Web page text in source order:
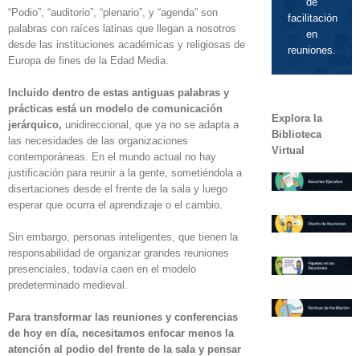
“Podio”, “auditorio”, “plenario”, y “agenda” son
palabras con raíces latinas que llegan a nosotros
desde las instituciones académicas y religiosas de
Europa de fines de la Edad Media.
Incluido dentro de estas antiguas palabras y
prácticas está un modelo de comunicación
jerárquico, unidireccional, que ya no se adapta a
las necesidades de las organizaciones
contemporáneas. En el mundo actual no hay
justificación para reunir a la gente, sometiéndola a
disertaciones desde el frente de la sala y luego
esperar que ocurra el aprendizaje o el cambio.
Sin embargo, personas inteligentes, que tienen la
responsabilidad de organizar grandes reuniones
presenciales, todavía caen en el modelo
predeterminado medieval.
Para transformar las reuniones y conferencias
de hoy en día, necesitamos enfocar menos la
atención al podio del frente de la sala y pensar
facilitación
en
reuniones.
Explora la
Biblioteca
Virtual